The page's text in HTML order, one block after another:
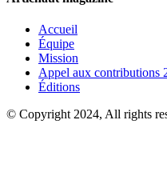
Accueil
Équipe
Mission
Appel aux contributions
Éditions
© Copyright 2024, All rights